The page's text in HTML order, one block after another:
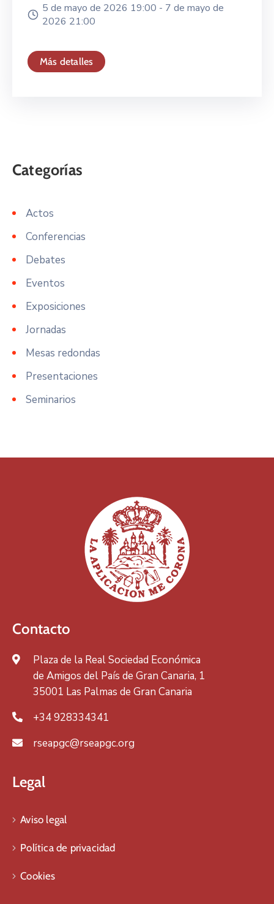
5 de mayo de 2026 19:00 - 7 de mayo de
2026 21:00
Más detalles
Actos
Conferencias
Debates
Eventos
Exposiciones
Jornadas
Mesas redondas
Presentaciones
Seminarios
Contacto
Plaza de la Real Sociedad Económica
de Amigos del País de Gran Canaria, 1
35001 Las Palmas de Gran Canaria
+34 928334341
rseapgc@rseapgc.org
Legal
Aviso legal
Política de privacidad
Cookies